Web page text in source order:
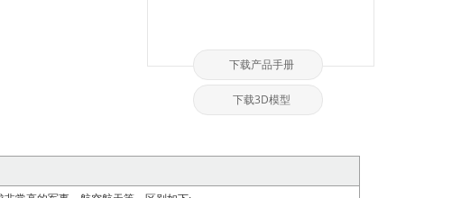
下载产品手册
下载3D模型